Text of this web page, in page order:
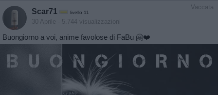
Vaccata
Scar71 livello 11
30 Aprile - 5.744 visualizzazioni
Buongiorno a voi, anime favolose di FaBu 🤗❤️